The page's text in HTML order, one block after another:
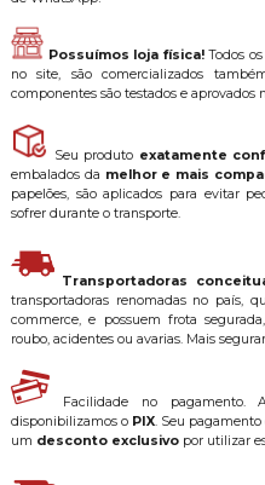
Possuímos loja física!Todos
no site, são comercializados
componentes são testados e aprovados
Seu produto exatamente
embalados da melhor e mais
papelões, são aplicados para evitar
sofrer durante o transporte.
Transportadoras
transportadoras renomadas no país,
commerce, e possuem frota
roubo, acidentes ou avarias. Mais
Facilidade no pagamento.
disponibilizamos o PIX. Seu pagamento
um desconto exclusivopor utilizar